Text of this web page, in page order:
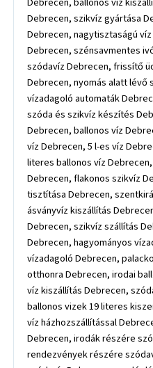
Debrecen, szikvíz gyártása
Debrecen, nagytisztaságú
Debrecen, szénsavmentes
szódavíz Debrecen, frissítő
Debrecen, nyomás alatt lévő
vízadagoló automaták
szóda és szikvíz készítés
Debrecen, ballonos víz
víz Debrecen, 5 l-es víz
literes ballonos víz
Debrecen, flakonos szikvíz
tisztítása Debrecen,
ásványvíz kiszállítás
Debrecen, szikvíz szállítás
Debrecen, hagyományos
vízadagoló Debrecen,
otthonra Debrecen, irodai
víz kiszállítás Debrecen,
ballonos vizek 19 literes
víz házhozszállítással
Debrecen, irodák részére
rendezvények részére